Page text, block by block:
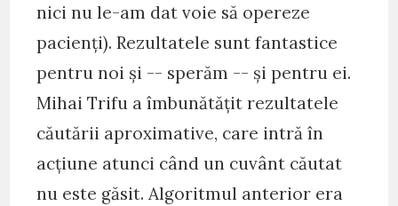
nici nu le-am dat voie să opereze
pacienți). Rezultatele sunt fantastice
pentru noi și -- sperăm -- și pentru ei.
Mihai Trifu a îmbunătățit rezultatele
căutării aproximative, care intră în
acțiune atunci când un cuvânt căutat
nu este găsit. Algoritmul anterior era